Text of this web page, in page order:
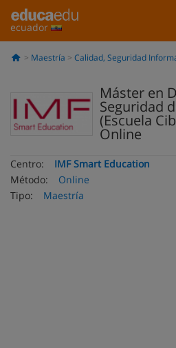
ecuador
Maestría Calidad, Seguridad
Máster en
Seguridad
(Escuela
Online
Centro:
IMF Smart Education
Método:
Online
Tipo:
Maestría